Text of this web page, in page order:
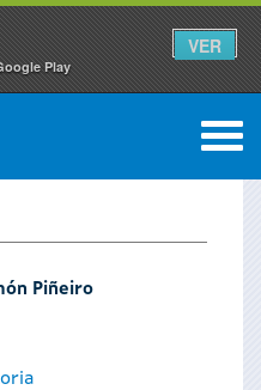
Play
VER
0
Piñeiro